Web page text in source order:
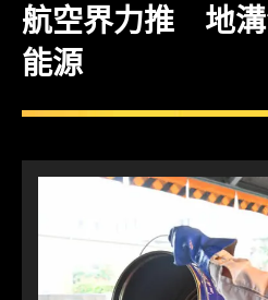
航空界力推 地溝
能源